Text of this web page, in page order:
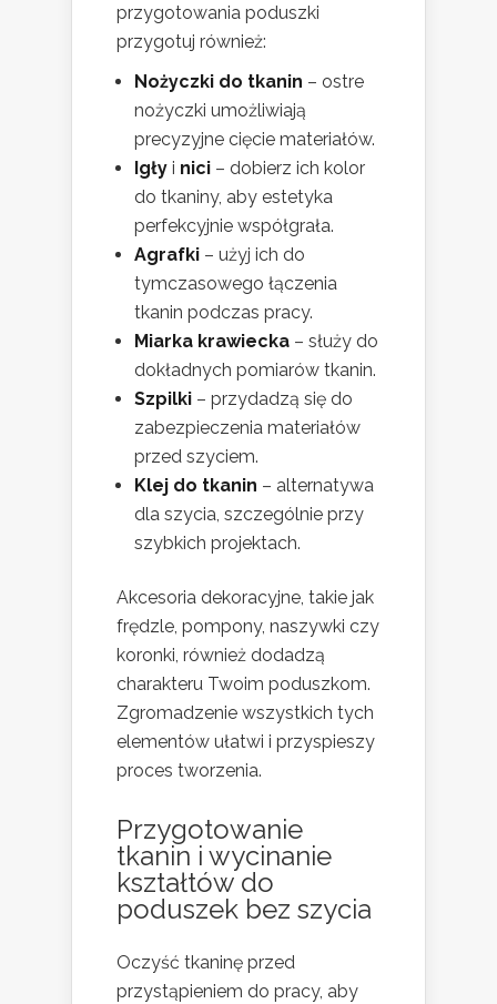
przygotowania poduszki
przygotuj również:
Nożyczki do tkanin – ostre
nożyczki umożliwiają
precyzyjne cięcie materiałów.
Igły i nici – dobierz ich kolor
do tkaniny, aby estetyka
perfekcyjnie współgrała.
Agrafki – użyj ich do
tymczasowego łączenia
tkanin podczas pracy.
Miarka krawiecka – służy do
dokładnych pomiarów tkanin.
Szpilki – przydadzą się do
zabezpieczenia materiałów
przed szyciem.
Klej do tkanin – alternatywa
dla szycia, szczególnie przy
szybkich projektach.
Akcesoria dekoracyjne, takie jak
frędzle, pompony, naszywki czy
koronki, również dodadzą
charakteru Twoim poduszkom.
Zgromadzenie wszystkich tych
elementów ułatwi i przyspieszy
proces tworzenia.
Przygotowanie
tkanin i wycinanie
kształtów do
poduszek bez szycia
Oczyść tkaninę przed
przystąpieniem do pracy, aby